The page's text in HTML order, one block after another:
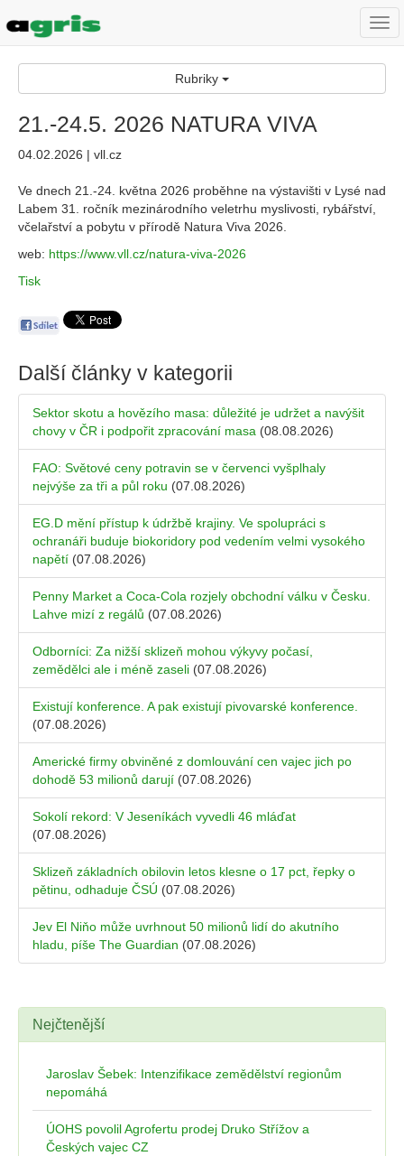
Rubriky
21.-24.5. 2026 NATURA VIVA
04.02.2026 | vll.cz
Ve dnech 21.-24. května 2026 proběhne na výstavišti v Lysé nad
Labem 31. ročník mezinárodního veletrhu myslivosti, rybářství,
včelařství a pobytu v přírodě Natura Viva 2026.
web: https://www.vll.cz/natura-viva-2026
Tisk
Další články v kategorii
Sektor skotu a hovězího masa: důležité je udržet a navýšit
chovy v ČR i podpořit zpracování masa (08.08.2026)
FAO: Světové ceny potravin se v červenci vyšplhaly
nejvýše za tři a půl roku (07.08.2026)
EG.D mění přístup k údržbě krajiny. Ve spolupráci s
ochranáři buduje biokoridory pod vedením velmi vysokého
napětí (07.08.2026)
Penny Market a Coca-Cola rozjely obchodní válku v Česku.
Lahve mizí z regálů (07.08.2026)
Odborníci: Za nižší sklizeň mohou výkyvy počasí,
zemědělci ale i méně zaseli (07.08.2026)
Existují konference. A pak existují pivovarské konference.
(07.08.2026)
Americké firmy obviněné z domlouvání cen vajec jich po
dohodě 53 milionů darují (07.08.2026)
Sokolí rekord: V Jeseníkách vyvedli 46 mláďat
(07.08.2026)
Sklizeň základních obilovin letos klesne o 17 pct, řepky o
pětinu, odhaduje ČSÚ (07.08.2026)
Jev El Niňo může uvrhnout 50 milionů lidí do akutního
hladu, píše The Guardian (07.08.2026)
Nejčtenější
Jaroslav Šebek: Intenzifikace zemědělství regionům
nepomáhá
ÚOHS povolil Agrofertu prodej Druko Střížov a
Českých vajec CZ